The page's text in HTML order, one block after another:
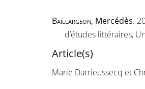
Baillargeon, Mercédès.
d’études littéraires,
Article(s)
Marie Darrieussecq et